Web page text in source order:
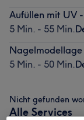
Aufüllen mit UV
5 Min. - 55 Min.
Nagelmodellage
5 Min. - 50 Min.
Nicht gefunden
Alle Services